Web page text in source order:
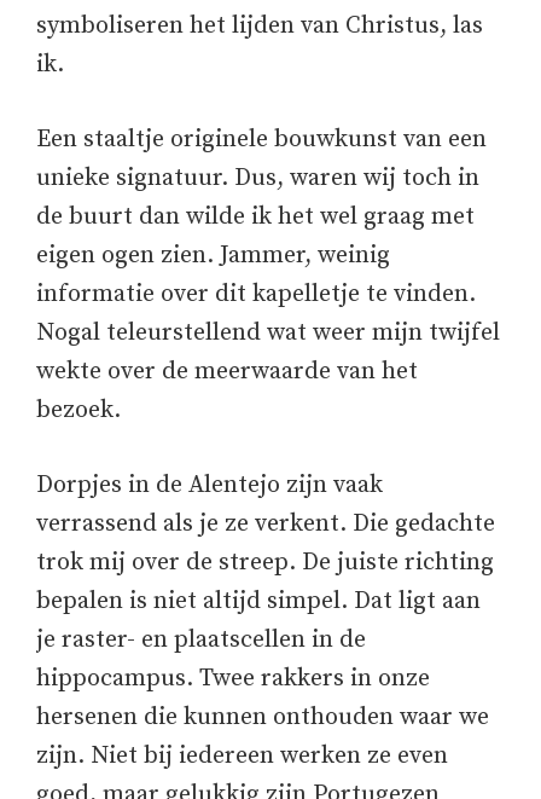
symboliseren het lijden van Christus, las
ik.
Een staaltje originele bouwkunst van een
unieke signatuur. Dus, waren wij toch in
de buurt dan wilde ik het wel graag met
eigen ogen zien. Jammer, weinig
informatie over dit kapelletje te vinden.
Nogal teleurstellend wat weer mijn twijfel
wekte over de meerwaarde van het
bezoek.
Dorpjes in de Alentejo zijn vaak
verrassend als je ze verkent. Die gedachte
trok mij over de streep. De juiste richting
bepalen is niet altijd simpel. Dat ligt aan
je raster- en plaatscellen in de
hippocampus. Twee rakkers in onze
hersenen die kunnen onthouden waar we
zijn. Niet bij iedereen werken ze even